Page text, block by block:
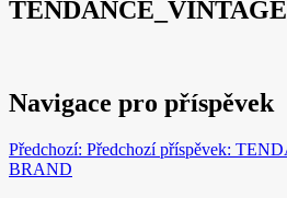
Navigace pro příspěvek
Předchozí: Předchozí příspěvek:
BRAND